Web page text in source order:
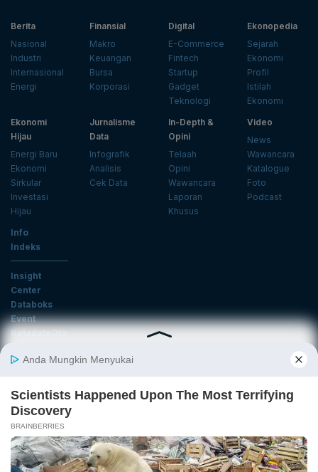
Berita
Nasional
Industri
Internasional
Energi
Finansial
Makro
Keuangan
Bursa
Korporasi
Digital
E-Commerce
Fintech
Startup
Gadget
Teknologi
Ekonopedia
Sejarah
Ekonomi
Profil
Istilah
Ekonomi
Ekonomi
Hijau
Energi Baru
Ekonomi
Sirkular
Investasi
Hijau
Jurnalisme
Data
Infografik
Analisis
Cek Data
In-Depth &
Opini
Telaah
Opini
Wawancara
Laporan
Khusus
Video
News
Wawancara
Katalogue
Foto
Podcast
Info
Indeks
Insight
Center
Databoks
Event
KatadataOto
Email
Daftar